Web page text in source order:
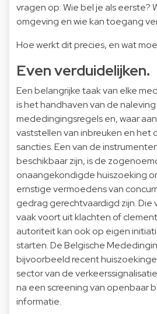
vragen op: Wie bel je als eerste?
omgeving en wie kan toegang
Hoe werkt dit precies, en wat
Even verduidelijken.
Een belangrijke taak van elke
is het handhaven van de
mededingingsregels en, waar
vaststellen van inbreuken en het
sancties. Een van de
beschikbaar zijn, is de
onaangekondigde huiszoeking
ernstige vermoedens van
gedrag gerechtvaardigd zijn. Die
vaak voort uit klachten of
autoriteit kan ook op eigen
starten. De Belgische
bijvoorbeeld recent
sector van de
na een screening van openbaar
informatie.